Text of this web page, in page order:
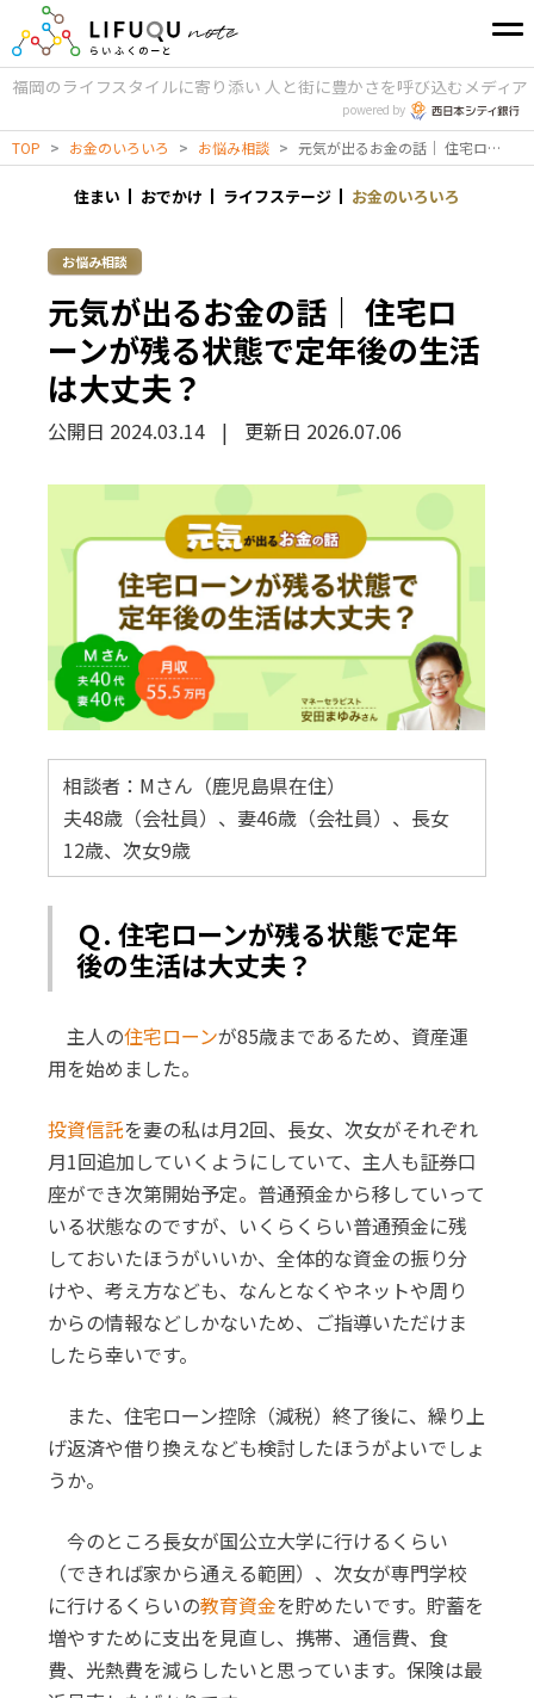
福岡のライフスタイルに寄り添い 人と街に豊かさを呼び込むメディア
powered by
TOP > お金のいろいろ > お悩み相談 > 元気が出るお金の話｜ 住宅ローンが残る状態で定年後の生活は大丈夫？
住まい おでかけ ライフステージ お金のいろいろ
お悩み相談
元気が出るお金の話｜ 住宅ロ
ーンが残る状態で定年後の生活
は大丈夫？
公開日 2024.03.14 | 更新日 2026.07.06
相談者：Mさん（鹿児島県在住）
夫48歳（会社員）、妻46歳（会社員）、長女
12歳、次女9歳
Ｑ. 住宅ローンが残る状態で定年
後の生活は大丈夫？
主人の住宅ローンが85歳まであるため、資産運
用を始めました。
投資信託を妻の私は月2回、長女、次女がそれぞれ
月1回追加していくようにしていて、主人も証券口
座ができ次第開始予定。普通預金から移していって
いる状態なのですが、いくらくらい普通預金に残
しておいたほうがいいか、全体的な資金の振り分
けや、考え方なども、なんとなくやネットや周り
からの情報などしかないため、ご指導いただけま
したら幸いです。
また、住宅ローン控除（減税）終了後に、繰り上
げ返済や借り換えなども検討したほうがよいでしょ
うか。
今のところ長女が国公立大学に行けるくらい
（できれば家から通える範囲）、次女が専門学校
に行けるくらいの教育資金を貯めたいです。貯蓄を
増やすために支出を見直し、携帯、通信費、食
費、光熱費を減らしたいと思っています。保険は最